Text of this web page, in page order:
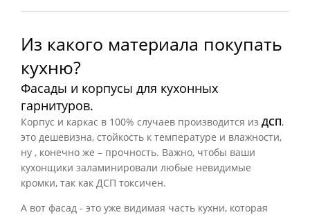
Из какого материала покупать
кухню?
Фасады и корпусы для кухонных
гарнитуров.
Корпус и каркас в 100% случаев производится из ДСП,
это дешевизна, стойкость к температуре и влажности,
ну , конечно же – прочность. Важно, чтобы ваши
кухонщики заламинировали любые невидимые
кромки, так как ДСП токсичен.
А вот фасад - это уже видимая часть кухни, которая